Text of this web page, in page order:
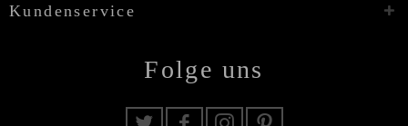
Kundenservice
Folge uns